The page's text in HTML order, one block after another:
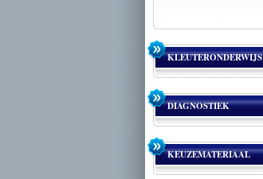
KLEUTERONDERWIJS
DIAGNOSTIEK
KEUZEMATERIAAL